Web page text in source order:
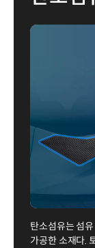
탄소섬유는 섬
가공한 소재다.